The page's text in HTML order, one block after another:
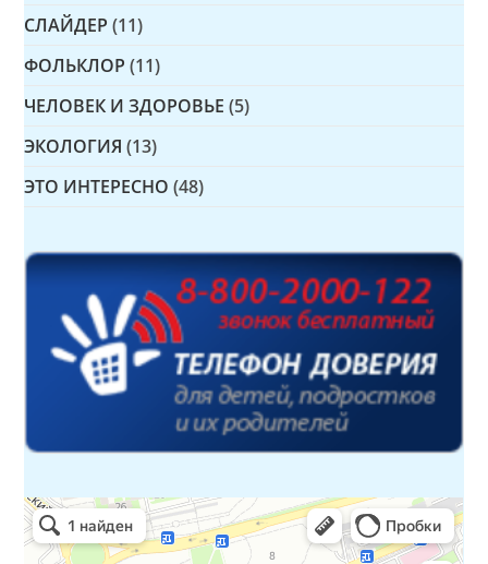
СЛАЙДЕР (11)
ФОЛЬКЛОР (11)
ЧЕЛОВЕК И ЗДОРОВЬЕ (5)
ЭКОЛОГИЯ (13)
ЭТО ИНТЕРЕСНО (48)
Детская библиотека № 14 Дружбы народов
Библиотека в Севастополе